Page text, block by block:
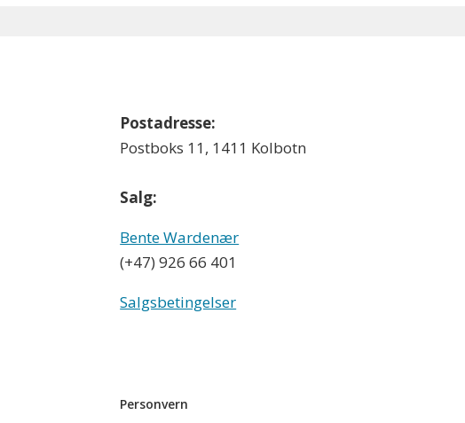
Postadresse:
Postboks 11, 1411 Kolbotn
Salg:
Bente Wardenær
(+47) 926 66 401
Salgsbetingelser
Personvern